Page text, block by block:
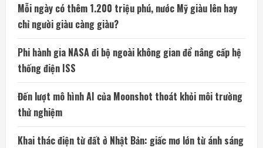
Mỗi ngày có thêm 1.200 triệu phú, nước Mỹ giàu lên hay
chỉ người giàu càng giàu?
Phi hành gia NASA đi bộ ngoài không gian để nâng cấp hệ
thống điện ISS
Đến lượt mô hình AI của Moonshot thoát khỏi môi trường
thử nghiệm
Khai thác điện từ đất ở Nhật Bản: giấc mơ lớn từ ánh sáng